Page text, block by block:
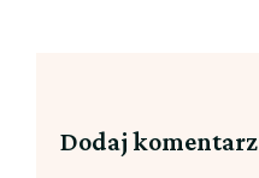
Dodaj komentarz